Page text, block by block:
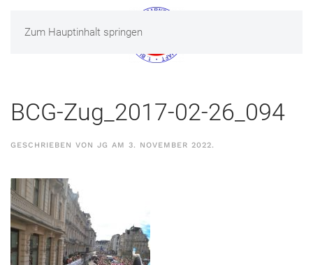
Zum Hauptinhalt springen
MENÜ
BCG-Zug_2017-02-26_094
GESCHRIEBEN VON JG AM 3. NOVEMBER 2022.